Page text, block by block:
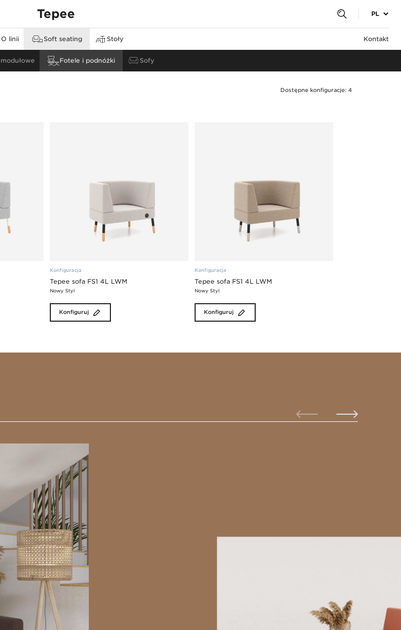
Tepee PL
O linii Soft seating
Fotele i podnóżki Sofy
Stoły
Stoliki kawiarniane i kawowe
Kontakt
wyższy poziom
z Tepee
none
Dostępne konfiguracje: 4
Konfiguracja
Tepee sofa FS1 4L LWM
Nowy Styl
Konfiguruj
Konfiguracja
Tepee sofa FS1 4L LWM
Nowy Styl
Konfiguruj